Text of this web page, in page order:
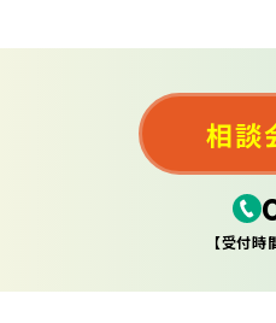
相談
【受付時